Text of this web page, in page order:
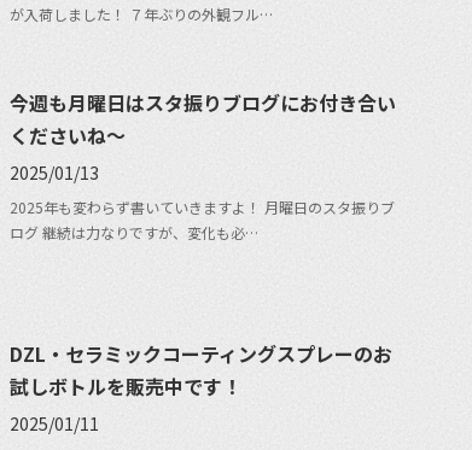
が入荷しました！ ７年ぶりの外観フル…
今週も月曜日はスタ振りブログにお付き合い
くださいね〜
2025/01/13
2025年も変わらず書いていきますよ！ 月曜日のスタ振りブ
ログ 継続は力なりですが、変化も必…
DZL・セラミックコーティングスプレーのお
試しボトルを販売中です！
2025/01/11